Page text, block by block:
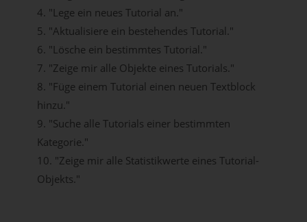
4. "Lege ein neues Tutorial an."
5. "Aktualisiere ein bestehendes Tutorial."
6. "Lösche ein bestimmtes Tutorial."
7. "Zeige mir alle Objekte eines Tutorials."
8. "Füge einem Tutorial einen neuen Textblock
hinzu."
9. "Suche alle Tutorials einer bestimmten
Kategorie."
10. "Zeige mir alle Statistikwerte eines Tutorial-
Objekts."